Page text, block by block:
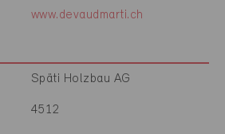
www.devaudmarti.ch
Späti Holzbau AG
4512